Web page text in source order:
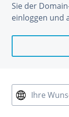
Sie der
einloggen und
Ihre